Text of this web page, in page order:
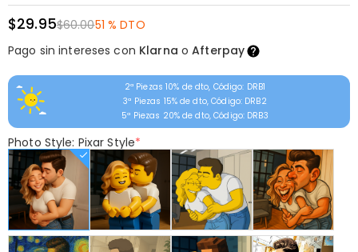
$29.95$60.0051 % DTO
Pago sin intereses con Klarna oAfterpay
2ª Piezas 10% de dto, Código: DRB1
3ª Piezas 15% de dto, Código: DRB2
5ª Piezas 20% de dto, Código: DRB3
Photo Style: Pixar Style*